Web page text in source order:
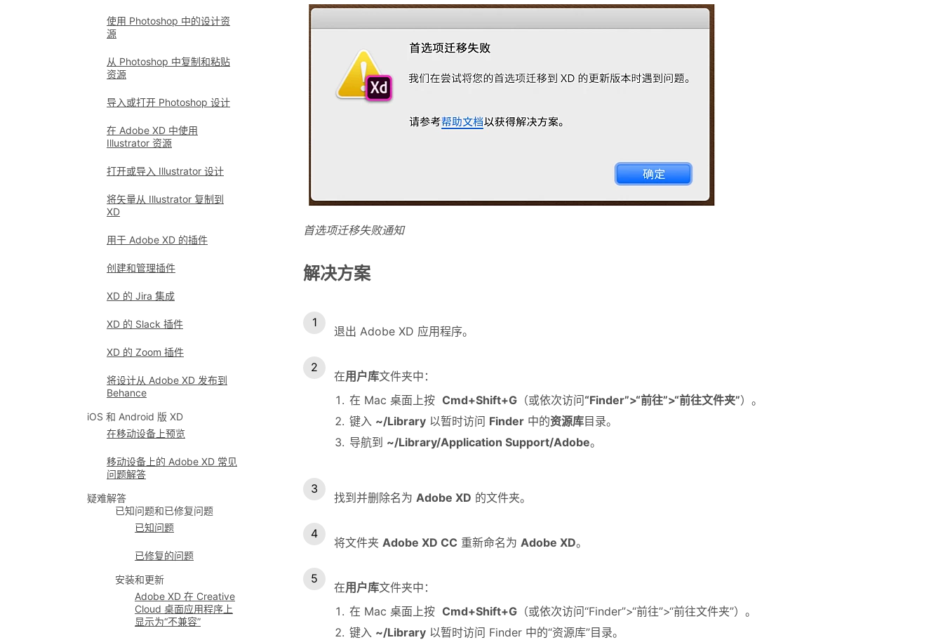
使用 Photoshop 中的设计资
源
从 Photoshop 中复制和粘贴
资源
导入或打开 Photoshop 设计
在 Adobe XD 中使用
Illustrator 资源
打开或导入 Illustrator 设计
将矢量从 Illustrator 复制到
XD
用于 Adobe XD 的插件
创建和管理插件
XD 的 Jira 集成
XD 的 Slack 插件
XD 的 Zoom 插件
将设计从 Adobe XD 发布到
Behance
iOS 和 Android 版 XD
在移动设备上预览
移动设备上的 Adobe XD 常见
问题解答
疑难解答
已知问题和已修复问题
已知问题
已修复的问题
安装和更新
Adobe XD 在 Creative
Cloud 桌面应用程序上
显示为“不兼容”
首选项迁移失败通知
解决方案
退出 Adobe XD 应用程序。
在用户库文件夹中：
在 Mac 桌面上按 Cmd+Shift+G （或依次访问“Finder”>“前往”>“前往文件夹”）。
键入 ~/Library 以暂时访问 Finder 中的资源库目录。
导航到 ~/Library/Application Support/Adobe。
找到并删除名为 Adobe XD 的文件夹。
将文件夹 Adobe XD CC 重新命名为 Adobe XD。
在用户库文件夹中：
在 Mac 桌面上按 Cmd+Shift+G （或依次访问“Finder”>“前往”>“前往文件夹”）。
键入 ~/Library 以暂时访问 Finder 中的“资源库”目录。